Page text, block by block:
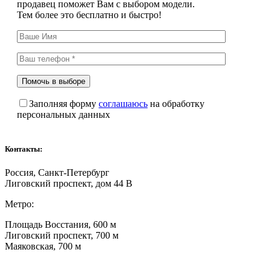
продавец поможет Вам с выбором модели.
Тем более это бесплатно и быстро!
Заполняя форму соглашаюсь на обработку
персональных данных
Контакты:
Россия, Санкт-Петербург
Лиговский проспект, дом 44 В
Метро:
Площадь Восстания, 600 м
Лиговский проспект, 700 м
Маяковская, 700 м